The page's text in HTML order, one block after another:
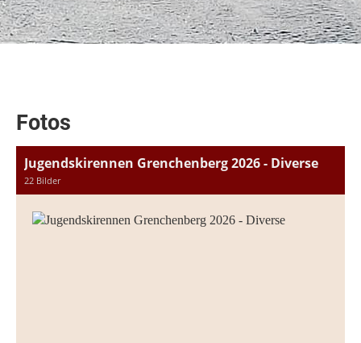
Fotos
Jugendskirennen Grenchenberg 2026 - Diverse
22 Bilder